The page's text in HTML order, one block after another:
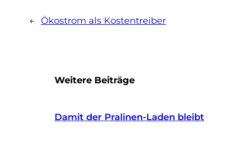
← Ökostrom als Kostentreiber
Weitere Beiträge
Damit der Pralinen-Laden bleibt